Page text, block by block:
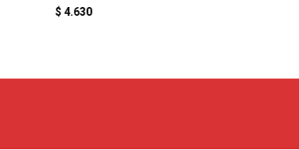
$ 4.630